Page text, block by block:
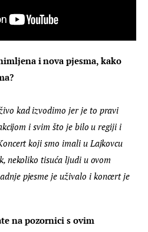
i nova pjesma, kako
kad izvodimo jer je to pravi
i svim što je bilo u regiji i
koji smo imali u Lajkovcu
nekoliko tisuća ljudi u ovom
pjesme je uživalo i koncert je
na pozornici s ovim